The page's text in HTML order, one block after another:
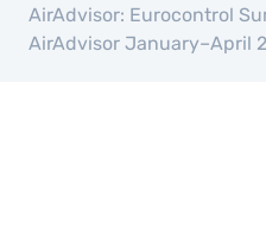
AirAdvisor: Eurocontrol
AirAdvisor January–April